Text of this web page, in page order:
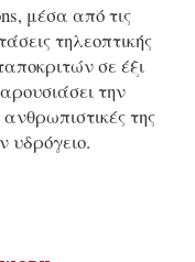
μέσα από τις
τηλεοπτικής
σε έξι
την
της
υδρόγειο.